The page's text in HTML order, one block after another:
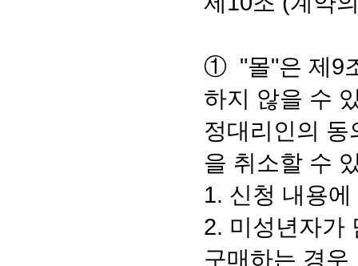
① "몰"은 제9
하지 않을 수
정대리인의
을 취소할 수
1. 신청 내용
2. 미성년자가
구매하는 경우